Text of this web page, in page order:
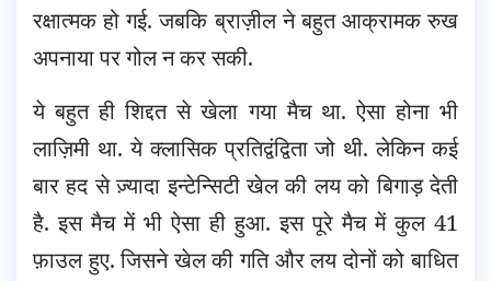
रक्षात्मक हो गई. जबकि ब्राज़ील ने बहुत आक्रामक रुख
अपनाया पर गोल न कर सकी.
ये बहुत ही शिद्दत से खेला गया मैच था. ऐसा होना भी
लाज़िमी था. ये क्लासिक प्रतिद्वंद्विता जो थी. लेकिन कई
बार हद से ज़्यादा इन्टेन्सिटी खेल की लय को बिगाड़ देती
है. इस मैच में भी ऐसा ही हुआ. इस पूरे मैच में कुल 41
फ़ाउल हुए. जिसने खेल की गति और लय दोनों को बाधित